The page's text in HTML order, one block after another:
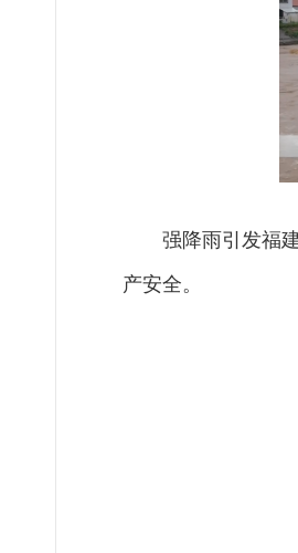
强降雨引发福
产安全。